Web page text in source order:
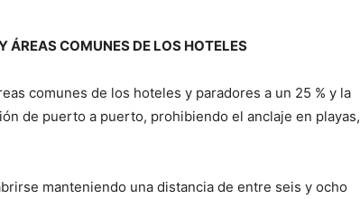
ÁREAS COMUNES DE LOS HOTELES
comunes de los hoteles y paradores a un 25 % y la
de puerto a puerto, prohibiendo el anclaje en playas,
manteniendo una distancia de entre seis y ocho